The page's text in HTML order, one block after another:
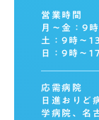
営業時間
月〜金：9
土：9時〜
日：9時〜
応需病院
日進おりど
学病院、名